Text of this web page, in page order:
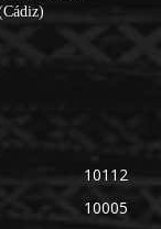
10112
10005